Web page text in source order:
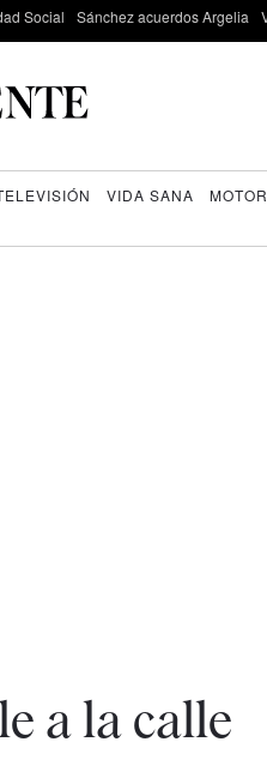
Social Sánchez acuerdos Argelia
VIDA SANA MOTOR
a la calle